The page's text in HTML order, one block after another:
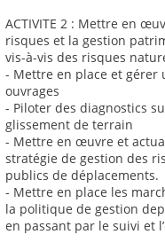
ACTIVITE 2 : Mettre en
risques et la gestion
vis-à-vis des risques
- Mettre en place et gérer
ouvrages
- Piloter des diagnostics
glissement de terrain
- Mettre en œuvre et
stratégie de gestion des
publics de déplacements.
- Mettre en place les
la politique de gestion
en passant par le suivi et